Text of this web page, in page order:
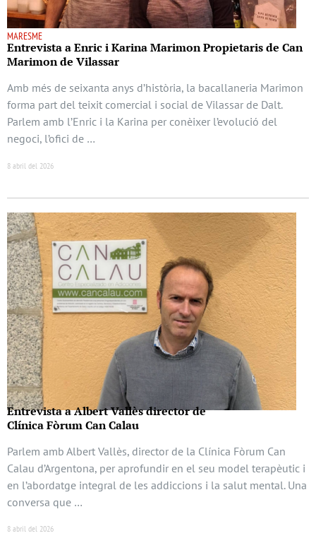
MARESME
Entrevista a Enric i Karina Marimon Propietaris de Can
Marimon de Vilassar
Amb més de seixanta anys d’història, la bacallaneria Marimon
forma part del teixit comercial i social de Vilassar de Dalt.
Parlem amb l’Enric i la Karina per conèixer l’evolució del
negoci, l’ofici de …
8 abril del 2026
Entrevista a Albert Vallès director de
Clínica Fòrum Can Calau
Parlem amb Albert Vallès, director de la Clínica Fòrum Can
Calau d’Argentona, per aprofundir en el seu model terapèutic i
en l’abordatge integral de les addiccions i la salut mental. Una
conversa que …
8 abril del 2026